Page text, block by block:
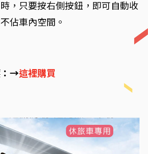
，只要按右側按鈕，即可自動收
佔車內空間。
：→這裡購買